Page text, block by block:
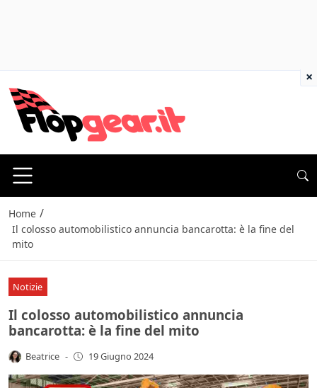
Home /
Il colosso automobilistico annuncia bancarotta: è la fine del
mito
Notizie
Il colosso automobilistico annuncia
bancarotta: è la fine del mito
Beatrice - 19 Giugno 2024
×